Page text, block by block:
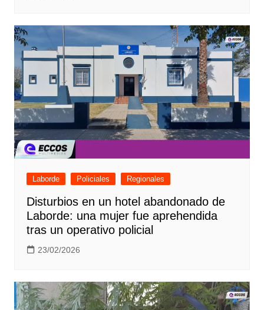
Laborde Policiales Regionales
Disturbios en un hotel abandonado de
Laborde: una mujer fue aprehendida
tras un operativo policial
23/02/2026